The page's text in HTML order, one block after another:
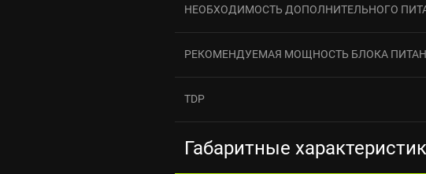
НЕОБХОДИМОСТЬ ДОПОЛНИТЕЛЬНОГО
РЕКОМЕНДУЕМАЯ МОЩНОСТЬ БЛОКА
TDP
Габаритные